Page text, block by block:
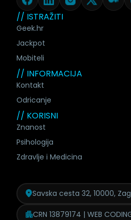
// ISTRAŽITI
Geek.hr
Jackpot
Mobiteli
// INFORMACIJA
Kontakt
Odricanje
// KORISNI
Znanost
Psihologija
Zdravlje i Medicina
Savska cesta 32, 10000,
CRN 13879174 | WEB